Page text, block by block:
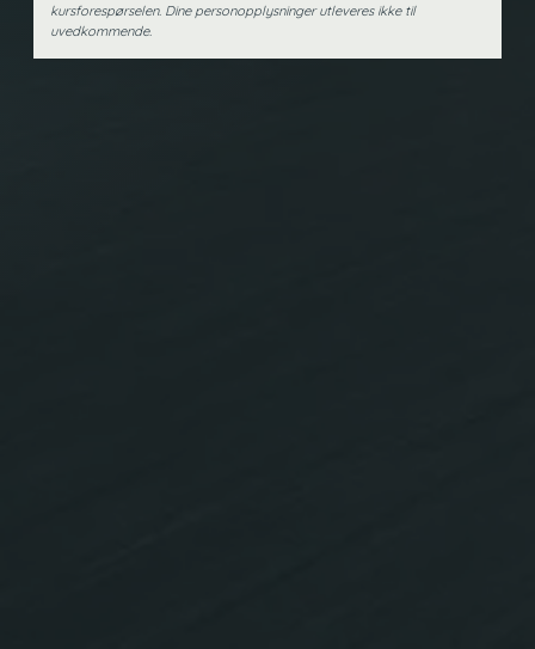
kursforespørselen. Dine person­opplysninger utleveres ikke til
uvedkommende.